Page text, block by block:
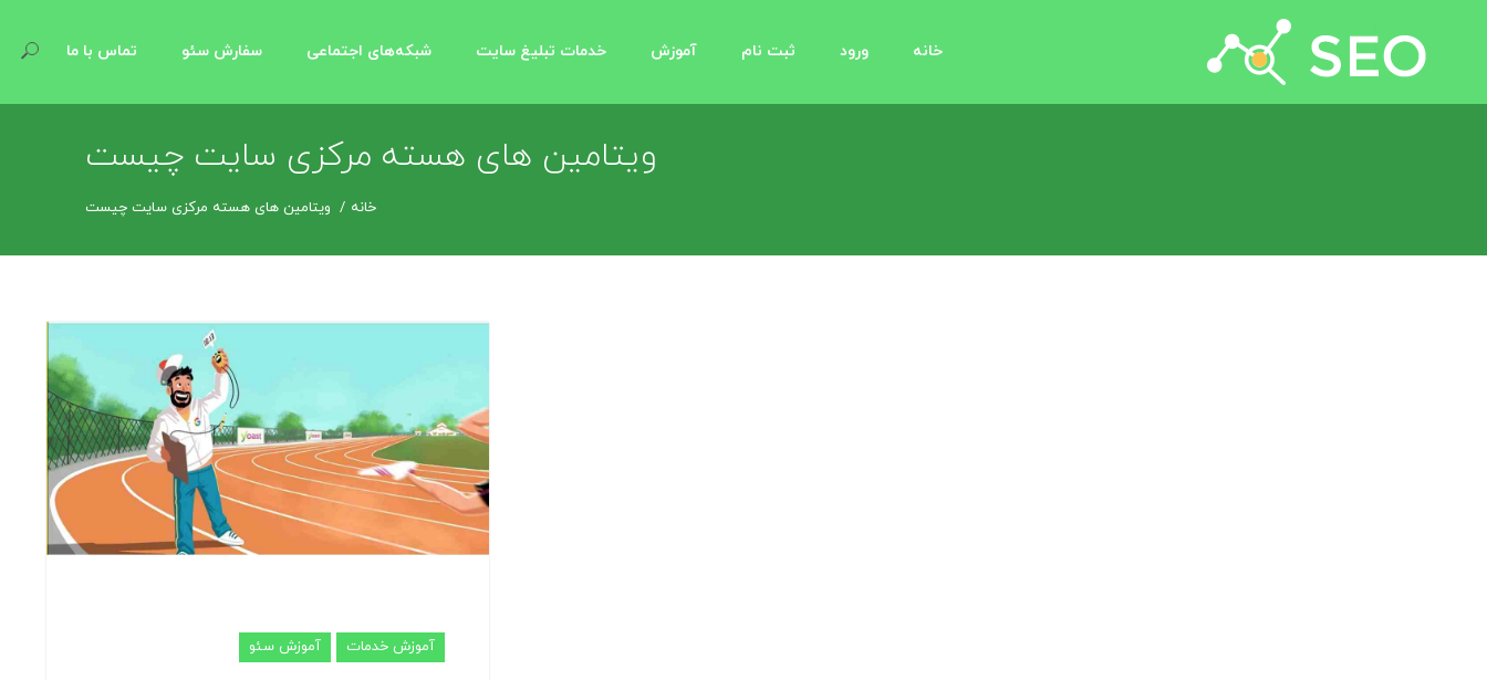
خانه ورود ثبت نام آموزش خدمات تبلیغ سایت شبکه‌های اجتماعی سفارش سئو تماس با ما
جستجو برای:
ویتامین های هسته مرکزی سایت چیست
خانه ویتامین های هسته مرکزی سایت چیست
آموزش خدمات آموزش سئو